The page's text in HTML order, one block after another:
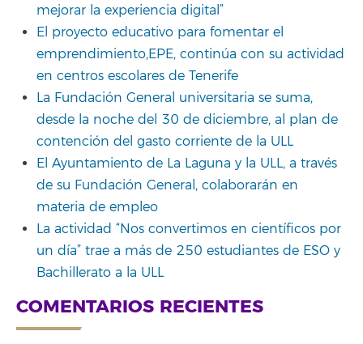
mejorar la experiencia digital”
El proyecto educativo para fomentar el
emprendimiento,EPE, continúa con su actividad
en centros escolares de Tenerife
La Fundación General universitaria se suma,
desde la noche del 30 de diciembre, al plan de
contención del gasto corriente de la ULL
El Ayuntamiento de La Laguna y la ULL, a través
de su Fundación General, colaborarán en
materia de empleo
La actividad “Nos convertimos en científicos por
un día” trae a más de 250 estudiantes de ESO y
Bachillerato a la ULL
COMENTARIOS RECIENTES